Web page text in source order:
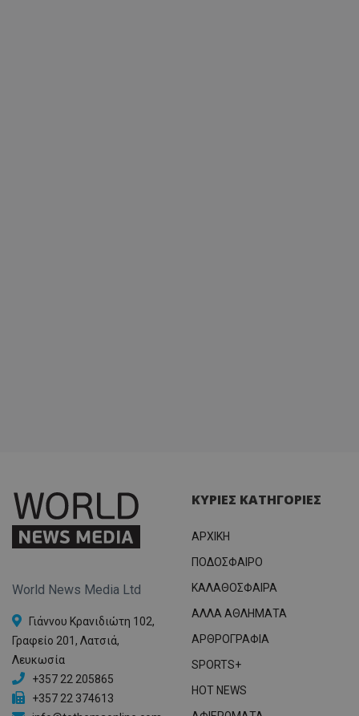
World News Media Ltd
Γιάννου Κρανιδιώτη 102,
Γραφείο 201, Λατσιά,
Λευκωσία
+357 22 205865
+357 22 374613
ΚΥΡΙΕΣ ΚΑΤΗΓΟΡΙΕΣ
ΑΡΧΙΚΗ
ΠΟΔΟΣΦΑΙΡΟ
ΚΑΛΑΘΟΣΦΑΙΡΑ
ΑΛΛΑ ΑΘΛΗΜΑΤΑ
ΑΡΘΡΟΓΡΑΦΙΑ
SPORTS+
HOT NEWS